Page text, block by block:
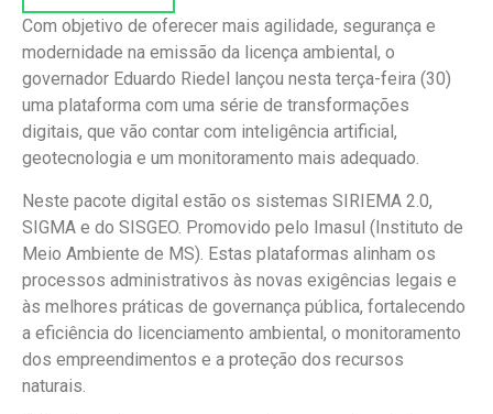
Com objetivo de oferecer mais agilidade, segurança e
modernidade na emissão da licença ambiental, o
governador Eduardo Riedel lançou nesta terça-feira (30)
uma plataforma com uma série de transformações
digitais, que vão contar com inteligência artificial,
geotecnologia e um monitoramento mais adequado.
Neste pacote digital estão os sistemas SIRIEMA 2.0,
SIGMA e do SISGEO. Promovido pelo Imasul (Instituto de
Meio Ambiente de MS). Estas plataformas alinham os
processos administrativos às novas exigências legais e
às melhores práticas de governança pública, fortalecendo
a eficiência do licenciamento ambiental, o monitoramento
dos empreendimentos e a proteção dos recursos
naturais.